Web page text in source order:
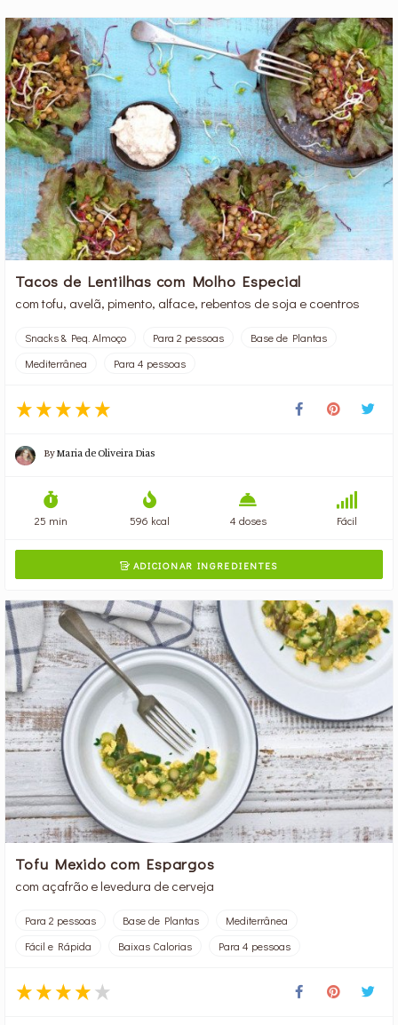
Tacos de Lentilhas com Molho Especial
com tofu, avelã, pimento, alface, rebentos de soja e coentros
Snacks & Peq. Almoço Para 2 pessoas
Base de Plantas
Mediterrânea
Para 4 pessoas
ByMaria de Oliveira Dias
25 min 596 kcal 4 doses Fácil
ADICIONAR INGREDIENTES
Tofu Mexido com Espargos
com açafrão e levedura de cerveja
Para 2 pessoas Base de Plantas
Mediterrânea
Fácil e Rápida
Baixas Calorias Para 4 pessoas